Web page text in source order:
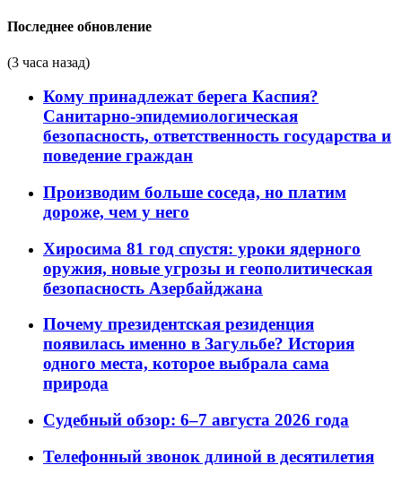
Последнее обновление
(3 часа назад)
Кому принадлежат берега Каспия?
Санитарно-эпидемиологическая
безопасность, ответственность государства и
поведение граждан
Производим больше соседа, но платим
дороже, чем у него
Хиросима 81 год спустя: уроки ядерного
оружия, новые угрозы и геополитическая
безопасность Азербайджана
Почему президентская резиденция
появилась именно в Загульбе? История
одного места, которое выбрала сама
природа
Судебный обзор: 6–7 августа 2026 года
Телефонный звонок длиной в десятилетия